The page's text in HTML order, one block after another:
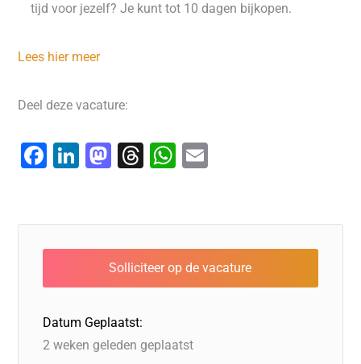
tijd voor jezelf? Je kunt tot 10 dagen bijkopen.
Lees hier meer
Deel deze vacature:
F
e
b
o
o
k
Li
e
dI
n
M
o
d
o
n
T
a
d
s
W
s
A
p
l
Datum Geplaatst:
2 weken geleden geplaatst